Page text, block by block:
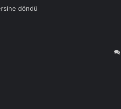
döndü